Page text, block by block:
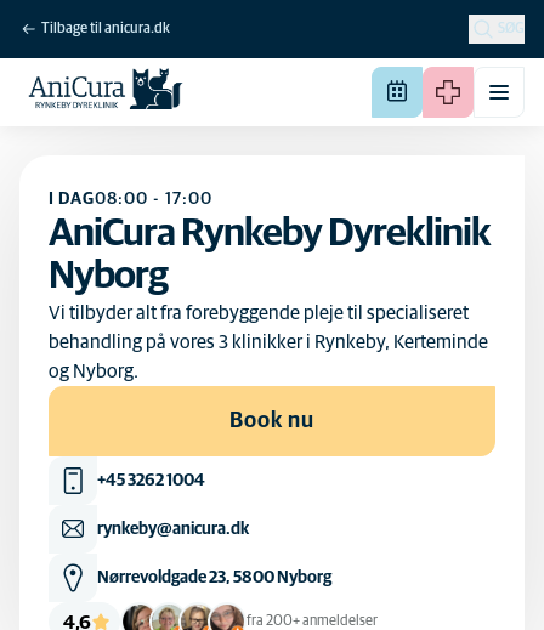
Tilbage til anicura.dk SØG
I DAG08:00 - 17:00
AniCura Rynkeby Dyreklinik
Nyborg
Vi tilbyder alt fra forebyggende pleje til specialiseret
behandling på vores 3 klinikker i Rynkeby, Kerteminde
og Nyborg.
Book nu
+45 3262 1004
rynkeby@anicura.dk
Nørrevoldgade 23, 5800 Nyborg
4,6 fra 200+ anmeldelser